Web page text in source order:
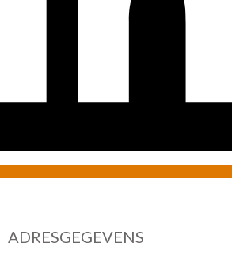
ADRESGEGEVENS